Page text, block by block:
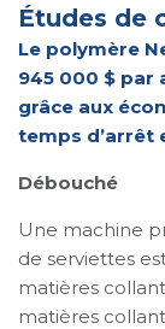
Études de
Le polymère
945 000 $ par
grâce aux
temps d’arrêt
Débouché
Une machine
de serviettes
matières
matières